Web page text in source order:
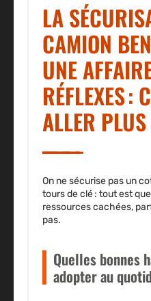
LA
CAMION
UNE
RÉFLEXES :
ALLER
On ne sécurise pas un
tours de clé : tout est
ressources cachées,
pas.
Quelles bonnes
adopter au